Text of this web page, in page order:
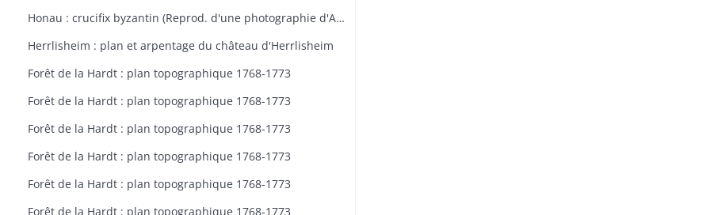
Honau : crucifix byzantin (Reprod. d'une photographie d'Adolphe Braun de 1872)
Herrlisheim : plan et arpentage du château d'Herrlisheim
Forêt de la Hardt : plan topographique 1768-1773
Forêt de la Hardt : plan topographique 1768-1773
Forêt de la Hardt : plan topographique 1768-1773
Forêt de la Hardt : plan topographique 1768-1773
Forêt de la Hardt : plan topographique 1768-1773
Forêt de la Hardt : plan topographique 1768-1773